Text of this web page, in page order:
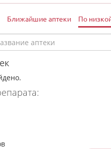
Ближайшие аптеки По